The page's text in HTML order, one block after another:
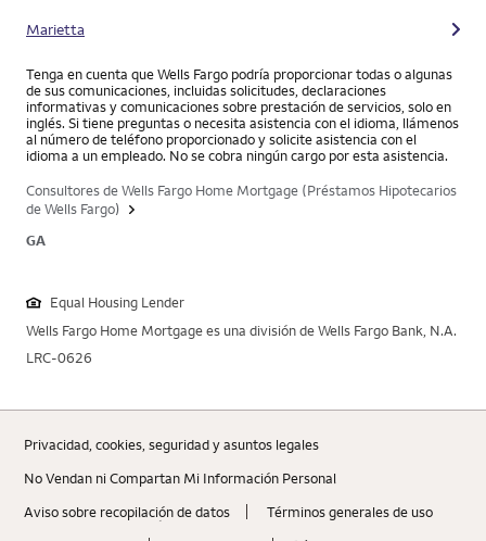
Marietta
Tenga en cuenta que Wells Fargo podría proporcionar todas o algunas
de sus comunicaciones, incluidas solicitudes, declaraciones
informativas y comunicaciones sobre prestación de servicios, solo en
inglés. Si tiene preguntas o necesita asistencia con el idioma, llámenos
al número de teléfono proporcionado y solicite asistencia con el
idioma a un empleado. No se cobra ningún cargo por esta asistencia.
Consultores de Wells Fargo Home Mortgage (Préstamos Hipotecarios
de Wells Fargo)
GA
Equal Housing Lender
Wells Fargo Home Mortgage es una división de Wells Fargo Bank, N.A.
LRC-0626
Privacidad, cookies, seguridad y asuntos legales
No Vendan ni Compartan Mi Información Personal
Aviso sobre recopilaciؚón de datos
Términos generales de uso